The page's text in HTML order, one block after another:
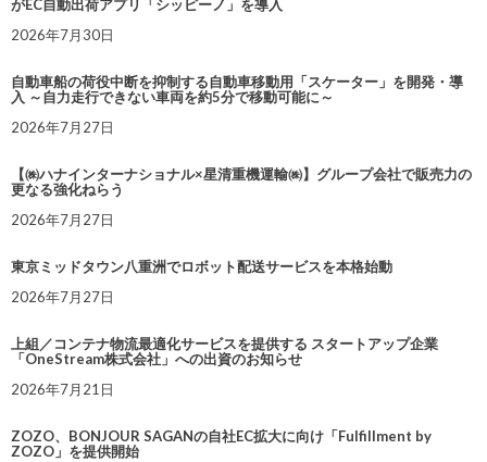
がEC自動出荷アプリ「シッピーノ」を導入
2026年7月30日
自動車船の荷役中断を抑制する自動車移動用「スケーター」を開発・導
入 ～自力走行できない車両を約5分で移動可能に～
2026年7月27日
【㈱ハナインターナショナル×星清重機運輸㈱】グループ会社で販売力の
更なる強化ねらう
2026年7月27日
東京ミッドタウン八重洲でロボット配送サービスを本格始動
2026年7月27日
上組／コンテナ物流最適化サービスを提供する スタートアップ企業
「OneStream株式会社」への出資のお知らせ
2026年7月21日
ZOZO、BONJOUR SAGANの自社EC拡大に向け「Fulfillment by
ZOZO」を提供開始